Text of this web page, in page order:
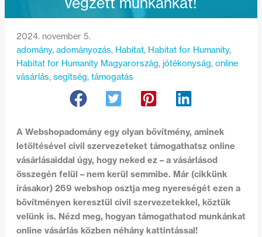
2024. november 5.
adomány, adományozás, Habitat, Habitat for Humanity,
Habitat for Humanity Magyarország, jótékonyság, online
vásárlás, segítség, támogatás
A Webshopadomány egy olyan bővítmény, aminek
letöltésével civil szervezeteket támogathatsz online
vásárlásaiddal úgy, hogy neked ez – a vásárlásod
összegén felül – nem kerül semmibe. Már (cikkünk
írásakor) 269 webshop osztja meg nyereségét ezen a
bővítményen keresztül civil szervezetekkel, köztük
velünk is. Nézd meg, hogyan támogathatod munkánkat
online vásárlás közben néhány kattintással!